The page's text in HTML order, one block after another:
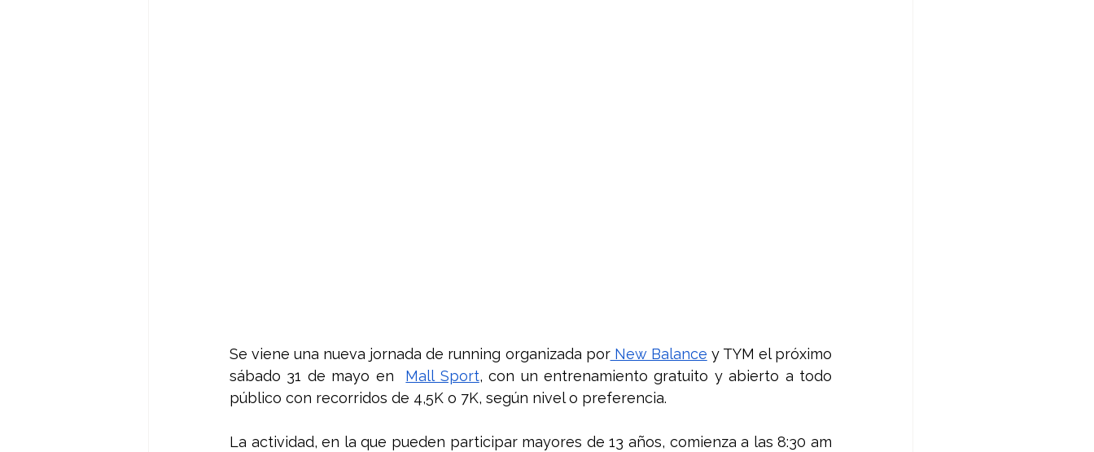
Se viene una nueva jornada de running organizada por New Balance y TYM el próximo
sábado 31 de mayo en Mall Sport, con un entrenamiento gratuito y abierto a todo
público con recorridos de 4,5K o 7K, según nivel o preferencia.
La actividad, en la que pueden participar mayores de 13 años, comienza a las 8:30 am